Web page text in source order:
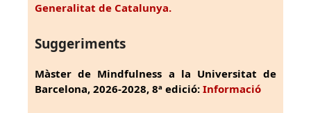
Generalitat de Catalunya.
Suggeriments
Màster de Mindfulness a la Universitat de
Barcelona, 2026-2028, 8ª edició: Informació